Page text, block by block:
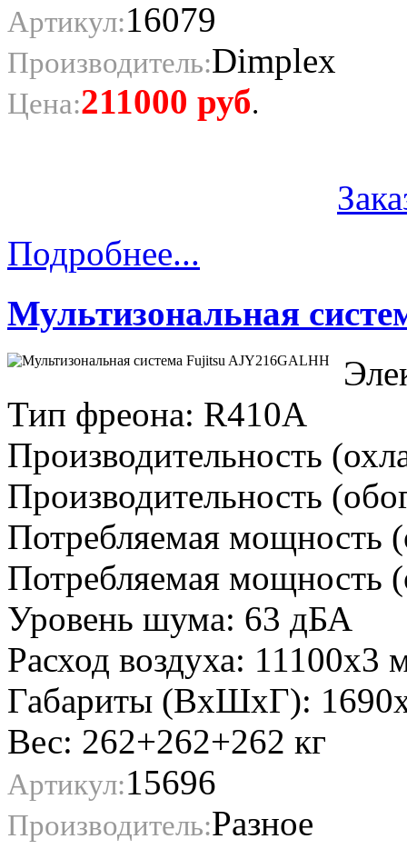
Артикул:16079
Производитель:Dimplex
Цена:211000 руб.
Подробнее...
Мультизональная
Тип фреона: R410A
Производительность
Производительность
Потребляемая мощность
Потребляемая мощность
Уровень шума: 63 дБА
Расход воздуха: 11100x3
Габариты (ВxШxГ):
Вес: 262+262+262 кг
Артикул:15696
Производитель:Разное